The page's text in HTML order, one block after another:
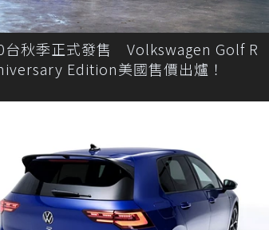
台秋季正式發售 Volkswagen Golf R
Edition美國售價出爐！